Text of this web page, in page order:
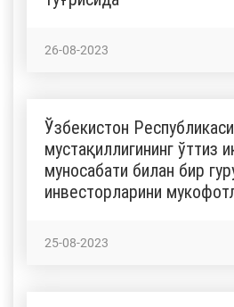
26-08-2023
Ўзбекистон Республикаси
мустақиллигининг ўттиз
муносабати билан бир
инвесторларини
25-08-2023